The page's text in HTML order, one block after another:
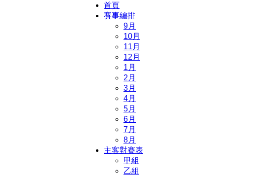
首頁
賽事編排
9月
10月
11月
12月
1月
2月
3月
4月
5月
6月
7月
8月
主客對賽表
甲組
乙組